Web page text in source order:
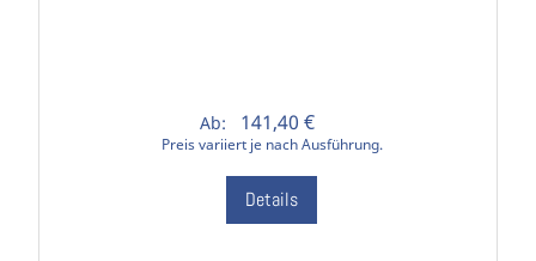
Ab: 141,40 €
Preis variiert je nach Ausführung.
Details